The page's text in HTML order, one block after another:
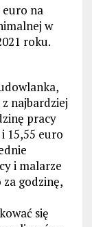
na
w
roku.
najbardziej
pracy
15,55 euro
i malarze
godzinę,
się